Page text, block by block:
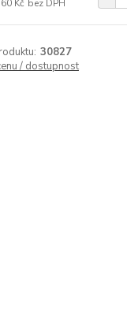
Kč bez DPH
30827
/ dostupnost